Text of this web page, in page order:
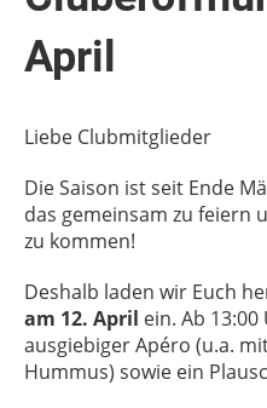
April
Liebe Clubmitglieder
Die Saison ist seit Ende
das gemeinsam zu feiern
zu kommen!
Deshalb laden wir Euch
am 12. April ein. Ab
ausgiebiger Apéro (u.a.
Hummus) sowie ein